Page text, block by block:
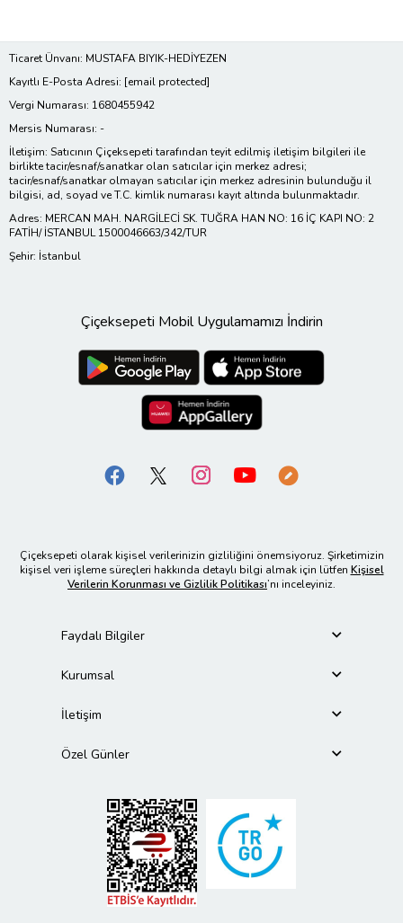
Ticaret Ünvanı: MUSTAFA BIYIK-HEDİYEZEN
Kayıtlı E-Posta Adresi: [email protected]
Vergi Numarası: 1680455942
Mersis Numarası: -
İletişim: Satıcının Çiçeksepeti tarafından teyit edilmiş iletişim bilgileri ile
birlikte tacir/esnaf/sanatkar olan satıcılar için merkez adresi;
tacir/esnaf/sanatkar olmayan satıcılar için merkez adresinin bulunduğu il
bilgisi, ad, soyad ve T.C. kimlik numarası kayıt altında bulunmaktadır.
Adres: MERCAN MAH. NARGİLECİ SK. TUĞRA HAN NO: 16 İÇ KAPI NO: 2
FATİH/ İSTANBUL 1500046663/342/TUR
Şehir: İstanbul
Çiçeksepeti Mobil Uygulamamızı İndirin
Çiçeksepeti olarak kişisel verilerinizin gizliliğini önemsiyoruz. Şirketimizin
kişisel veri işleme süreçleri hakkında detaylı bilgi almak için lütfen Kişisel
Verilerin Korunması ve Gizlilik Politikası’nı inceleyiniz.
Faydalı Bilgiler
Kurumsal
İletişim
Özel Günler